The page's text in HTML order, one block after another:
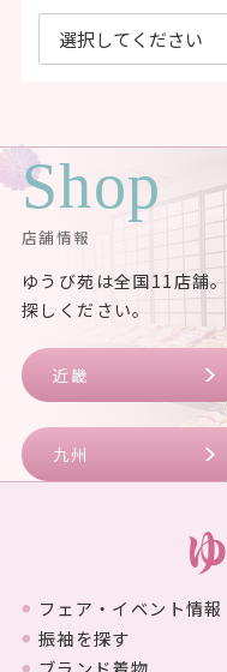
Shop
店舗情報
ゆうび苑は全国11店舗
探しください。
近畿
九州
フェア・イベント情報
振袖を探す